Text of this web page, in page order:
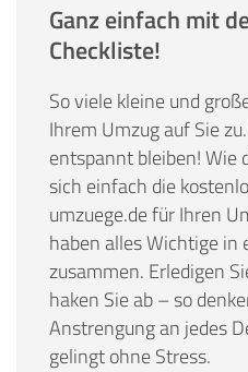
Ganz einfach mit
Checkliste!
So viele kleine und
Ihrem Umzug auf Sie
entspannt bleiben! Wie
sich einfach die
umzuege.de für Ihren
haben alles Wichtige
zusammen. Erledigen
haken Sie ab – so
Anstrengung an jedes
gelingt ohne Stress.